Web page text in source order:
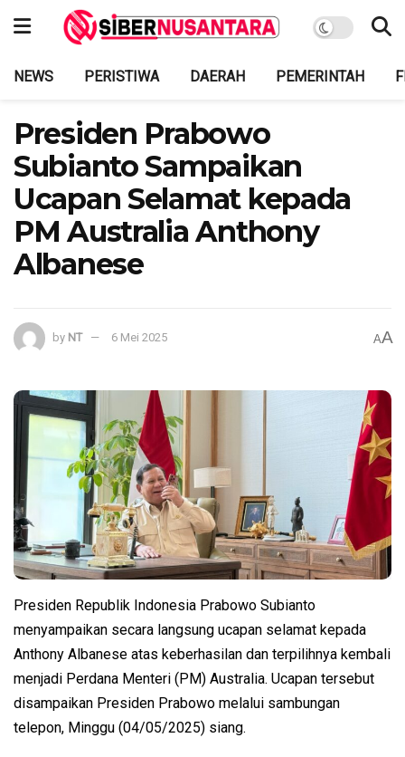
NEWS PERISTIWA DAERAH PEMERINTAH
Presiden Prabowo
Subianto Sampaikan
Ucapan Selamat kepada
PM Australia Anthony
Albanese
by NT 6 Mei 2025 AA
Presiden Republik Indonesia Prabowo Subianto
menyampaikan secara langsung ucapan selamat kepada
Anthony Albanese atas keberhasilan dan terpilihnya kembali
menjadi Perdana Menteri (PM) Australia. Ucapan tersebut
disampaikan Presiden Prabowo melalui sambungan
telepon, Minggu (04/05/2025) siang.